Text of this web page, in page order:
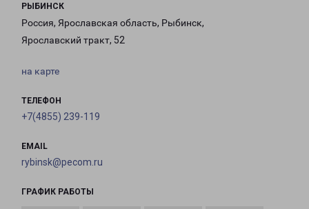
РЫБИНСК
Россия, Ярославская область, Рыбинск,
Ярославский тракт, 52
на карте
ТЕЛЕФОН
+7(4855) 239-119
EMAIL
rybinsk@pecom.ru
ГРАФИК РАБОТЫ